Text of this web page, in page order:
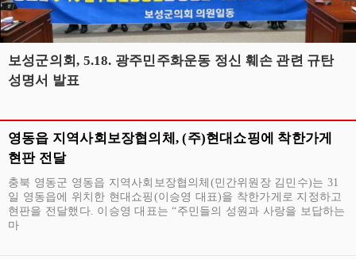
보성군의회, 5.18. 광주민주화운동 정신 훼손 관련 규탄
성명서 발표
영동읍 지역사회보장협의체, (주)현대쇼핑에 착한가게
현판 전달
충북 영동군 영동읍 지역사회보장협의체(민간위원장 김민수)는 31
일 영동읍에 위치한 현대쇼핑(이승영 대표)을 착한가게로 지정하고
현판을 전달했다. 이승영 대표는 “주민들의 성원과 사랑을 보답하는
마